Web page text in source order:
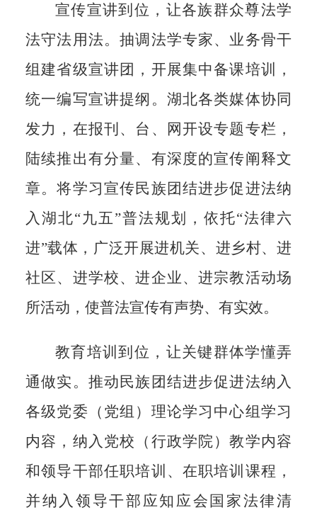
宣传宣讲到位，让各族群众尊法学
法守法用法。抽调法学专家、 业务骨干
组建省级宣讲团，开展集中备课培训，
统一编写宣讲提纲。湖北各类媒体协同
发力，在报刊、台、网开设专题专栏，
陆续推出有分量、有深度的宣传阐释文
章。将学习宣传民族团结进步促进法纳
入湖北“九五”普法规划，依托“法律六
进”载体， 广泛开展进机关、进乡村、进
社区、进学校、进企业、进宗教活动场
所活动， 使普法宣传有声势、有实效。
教育培训到位，让关键群体学懂弄
通做实。推动民族团结进步促进法纳入
各级党委（党组）理论学习中心组学习
内容，纳入党校 （行政学院）教学内容
和领导干部任职培训、在职培训课程，
并纳入 领导干部应知应会国家法律清